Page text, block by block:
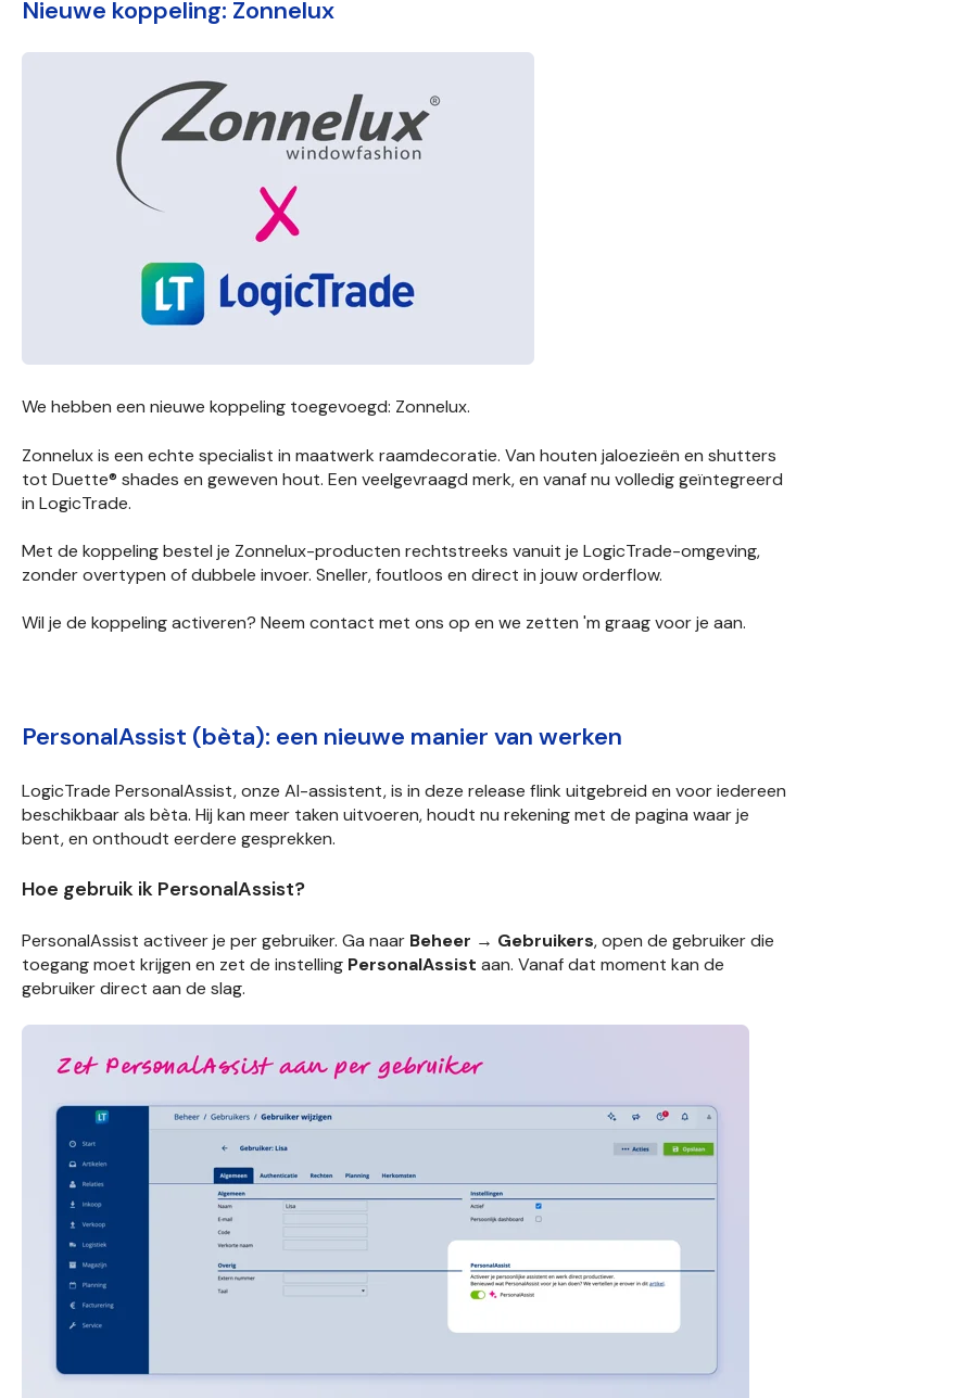
Nieuwe koppeling: Zonnelux
We hebben een nieuwe koppeling toegevoegd: Zonnelux.
Zonnelux is een echte specialist in maatwerk raamdecoratie. Van houten jaloezieën en shutters
tot Duette® shades en geweven hout. Een veelgevraagd merk, en vanaf nu volledig geïntegreerd
in LogicTrade.
Met de koppeling bestel je Zonnelux-producten rechtstreeks vanuit je LogicTrade-omgeving,
zonder overtypen of dubbele invoer. Sneller, foutloos en direct in jouw orderflow.
Wil je de koppeling activeren? Neem contact met ons op en we zetten 'm graag voor je aan.
PersonalAssist (bèta): een nieuwe manier van werken
LogicTrade PersonalAssist, onze AI-assistent, is in deze release flink uitgebreid en voor iedereen
beschikbaar als bèta. Hij kan meer taken uitvoeren, houdt nu rekening met de pagina waar je
bent, en onthoudt eerdere gesprekken.
Hoe gebruik ik PersonalAssist?
PersonalAssist activeer je per gebruiker. Ga naar Beheer → Gebruikers, open de gebruiker die
toegang moet krijgen en zet de instelling PersonalAssist aan. Vanaf dat moment kan de
gebruiker direct aan de slag.